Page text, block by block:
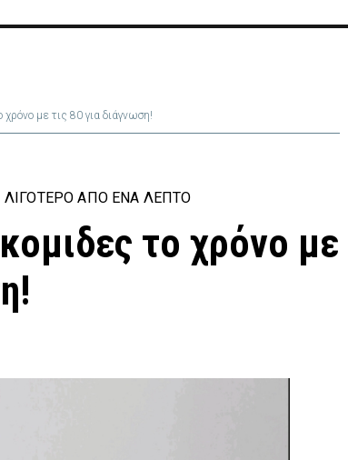
με τις 80 για διάγνωση!
ΑΠΌ ΈΝΑ ΛΕΠΤΌ
το χρόνο με